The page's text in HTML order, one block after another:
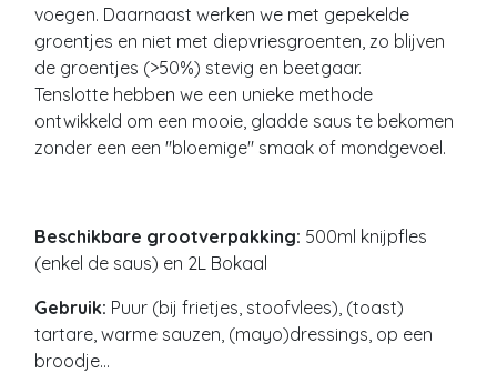
voegen. Daarnaast werken we met gepekelde
groentjes en niet met diepvriesgroenten, zo blijven
de groentjes (>50%) stevig en beetgaar.
Tenslotte hebben we een unieke methode
ontwikkeld om een mooie, gladde saus te bekomen
zonder een een "bloemige" smaak of mondgevoel.
Beschikbare grootverpakking: 500ml knijpfles
(enkel de saus) en 2L Bokaal
Gebruik: Puur (bij frietjes, stoofvlees), (toast)
tartare, warme sauzen, (mayo)dressings, op een
broodje...